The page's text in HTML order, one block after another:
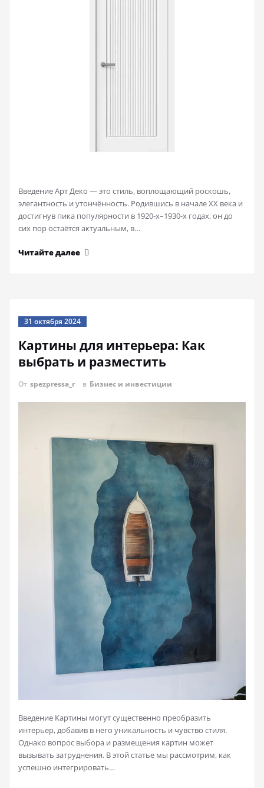
Введение Арт Деко — это стиль, воплощающий роскошь,
элегантность и утончённость. Родившись в начале XX века и
достигнув пика популярности в 1920-х–1930-х годах, он до
сих пор остаётся актуальным, в…
Читайте далее
31 октября 2024
Картины для интерьера: Как
выбрать и разместить
От spezpressa_r в Бизнес и инвестиции
Введение Картины могут существенно преобразить
интерьер, добавив в него уникальность и чувство стиля.
Однако вопрос выбора и размещения картин может
вызывать затруднения. В этой статье мы рассмотрим, как
успешно интегрировать…